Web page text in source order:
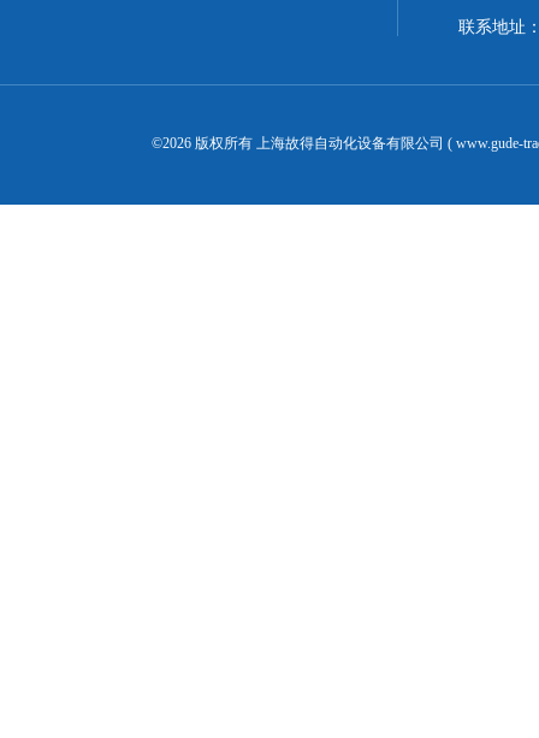
联系地址
©2026 版权所有 上海故得自动化设备有限公司 ( www.gude-